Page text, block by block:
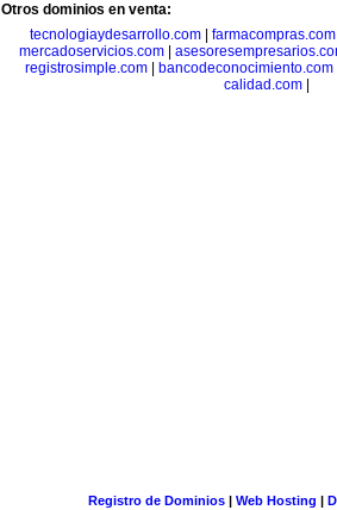
Otros dominios en venta:
tecnologiaydesarrollo.com
farmacompras.com
mercadoservicios.com|
registrosimple.com
bancodeconocimiento.com
calidad.com
Registro de Dominios| Web Hosting |